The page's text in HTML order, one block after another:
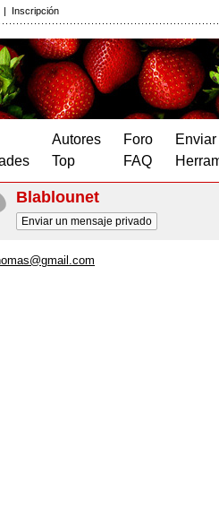
| Inscripción
Autores
Top
Foro
FAQ
Blablounet
Enviar un mensaje privado